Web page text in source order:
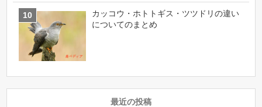
カッコウ・ホトトギス・ツツドリの違い
についてのまとめ
最近の投稿